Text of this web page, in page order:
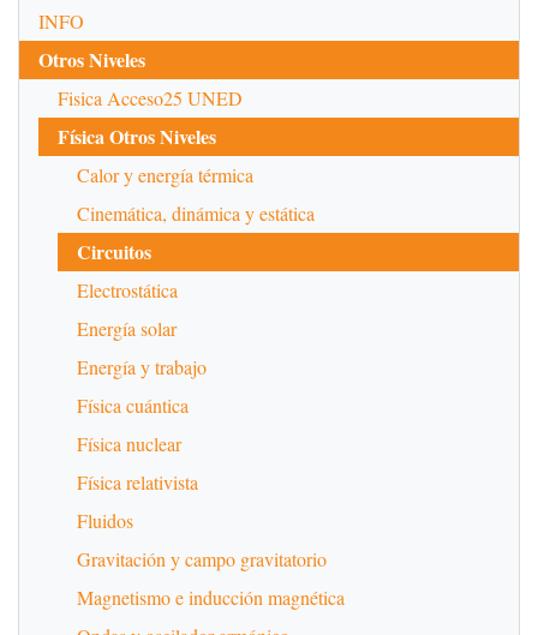
INFO
Otros Niveles
Fisica Acceso25 UNED
Física Otros Niveles
Calor y energía térmica
Cinemática, dinámica y estática
Circuitos
Electrostática
Energía solar
Energía y trabajo
Física cuántica
Física nuclear
Física relativista
Fluidos
Gravitación y campo gravitatorio
Magnetismo e inducción magnética